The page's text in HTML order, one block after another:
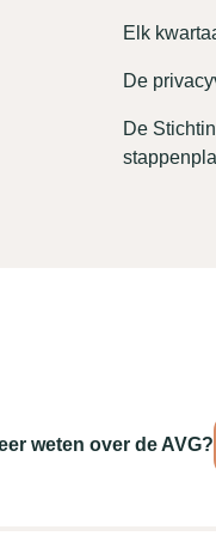
Elk
De
De
weten over de AVG?